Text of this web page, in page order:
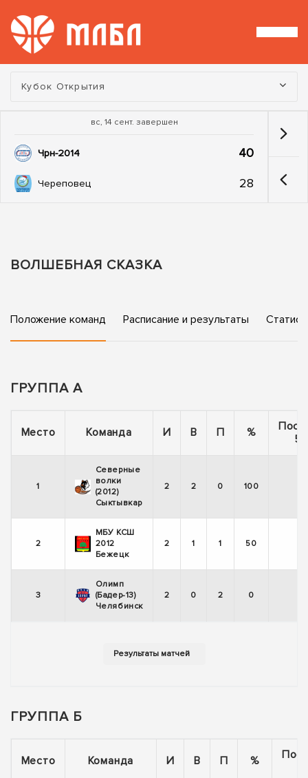
Турнир:
Кубок Открытия
вс, 14 сент. завершен
Чрн-2014 40
Череповец 28
ВОЛШЕБНАЯ СКАЗКА
Положение команд Расписание и результаты
ГРУППА А
Место Команда И В П %
5
1
Северные
волки
(2012)
Сыктывкар
2 2 0 100
2
МБУ КСШ
2012
Бежецк
2 1 1 50
3
Олимп
(Бадер-13)
Челябинск
2 0 2 0
ГРУППА Б
Место Команда И В П %